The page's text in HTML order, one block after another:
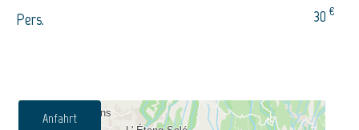
Pers. 30 €
Anfahrt